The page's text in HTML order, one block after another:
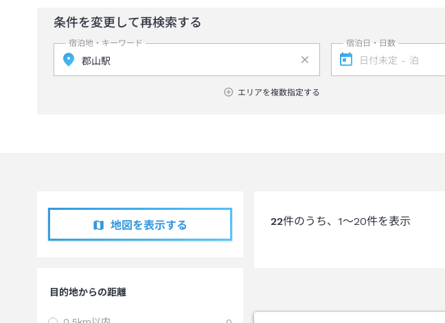
条件を変更して再検索する
宿泊地・キーワード
エリアを複数指定する
宿泊日・日数
地図を表示する
目的地からの距離
22件のうち、 1～20件を表示